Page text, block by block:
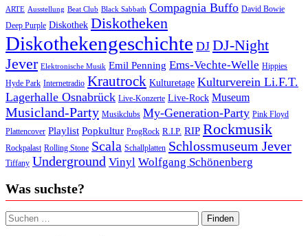
ARTE Ausstellung Beat Club Black Sabbath Compagnia Buffo David Bowie
Deep Purple Diskothek Diskotheken
Diskothekengeschichte DJ DJ-Night
Jever Elektronische Musik Emil Penning Ems-Vechte-Welle Hippies
Hyde Park Internetradio Krautrock Kulturetage Kulturverein Li.F.T.
Lagerhalle Osnabrück Live-Konzerte Live-Rock Museum
Musicland-Party Musikclubs My-Generation-Party Pink Floyd
Plattencover Playlist Popkultur ProgRock R.I.P. RIP Rockmusik
Rockpalast Rolling Stone Scala Schallplatten Schlossmuseum Jever
Tiffany Underground Vinyl Wolfgang Schönenberg
Was suchste?
Suchen nach: